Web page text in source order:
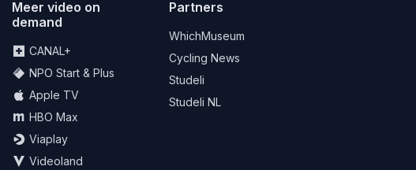
Meer video on
demand
CANAL+
NPO Start & Plus
Apple TV
HBO Max
Viaplay
Videoland
Partners
WhichMuseum
Cycling News
Studeli
Studeli NL